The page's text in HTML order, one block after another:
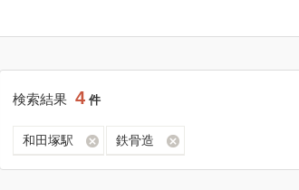
検索結果 4 件
和田塚駅 鉄骨造